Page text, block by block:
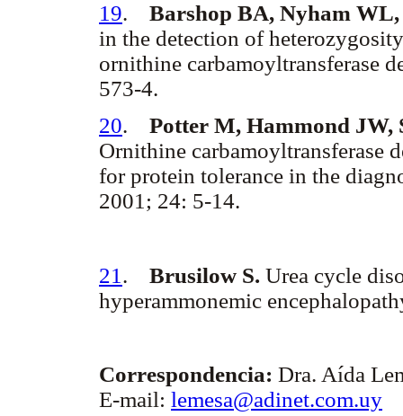
19. Barshop BA, Nyham
in the detection of
ornithine carbamoyltransferase
573-4.
20. Potter M, Hammond JW,
Ornithine carbamoyltransferase
for protein tolerance in the
2001; 24: 5-14.
21 . Brusilow S. Urea cycle
hyperammonemic
Correspondencia: Dra. Aída
E-mail: lemesa@adinet.com.uy